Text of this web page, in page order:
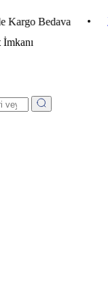
Bedava •
İmkanı